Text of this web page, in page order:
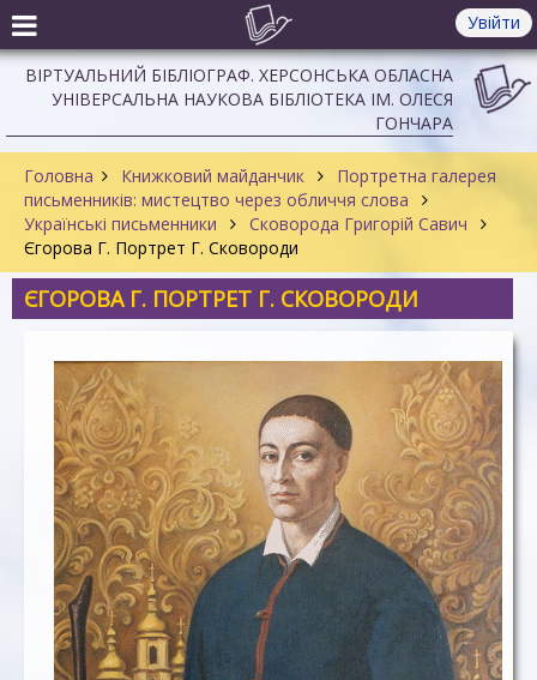
Увійти
ВІРТУАЛЬНИЙ БІБЛІОГРАФ. ХЕРСОНСЬКА ОБЛАСНА
УНІВЕРСАЛЬНА НАУКОВА БІБЛІОТЕКА ІМ. ОЛЕСЯ
ГОНЧАРА
Головна Книжковий майданчик
Портретна галерея
письменників: мистецтво через обличчя слова
Українські письменники
Сковорода Григорій Савич
Єгорова Г. Портрет Г. Сковороди
ЄГОРОВА Г. ПОРТРЕТ Г. СКОВОРОДИ